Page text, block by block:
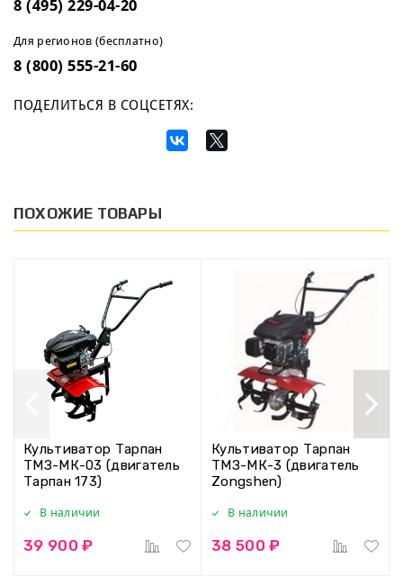
8 (495) 229-04-20
Для регионов (бесплатно)
8 (800) 555-21-60
ПОДЕЛИТЬСЯ В СОЦСЕТЯХ:
ПОХОЖИЕ ТОВАРЫ
Культиватор Тарпан
ТМЗ-МК-03 (двигатель
Тарпан 173)
В наличии
39 900 ₽
Культиватор Тарпан
ТМЗ-МК-3 (двигатель
Zongshen)
В наличии
38 500 ₽